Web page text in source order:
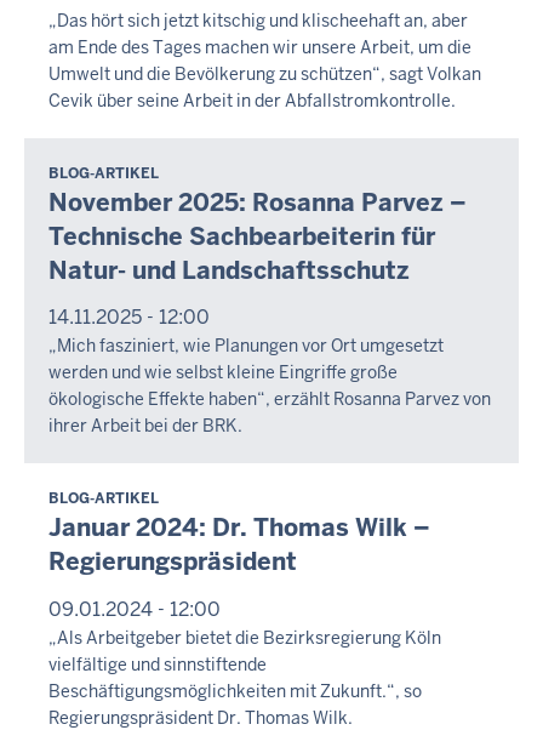
„Das hört sich jetzt kitschig und klischeehaft an, aber
am Ende des Tages machen wir unsere Arbeit, um die
Umwelt und die Bevölkerung zu schützen“, sagt Volkan
Cevik über seine Arbeit in der Abfallstromkontrolle.
BLOG-ARTIKEL
November 2025: Rosanna Parvez –
Technische Sachbearbeiterin für
Natur- und Landschaftsschutz
14.11.2025 - 12:00
„Mich fasziniert, wie Planungen vor Ort umgesetzt
werden und wie selbst kleine Eingriffe große
ökologische Effekte haben“, erzählt Rosanna Parvez von
ihrer Arbeit bei der BRK.
BLOG-ARTIKEL
Januar 2024: Dr. Thomas Wilk –
Regierungspräsident
09.01.2024 - 12:00
„Als Arbeitgeber bietet die Bezirksregierung Köln
vielfältige und sinnstiftende
Beschäftigungsmöglichkeiten mit Zukunft.“, so
Regierungspräsident Dr. Thomas Wilk.